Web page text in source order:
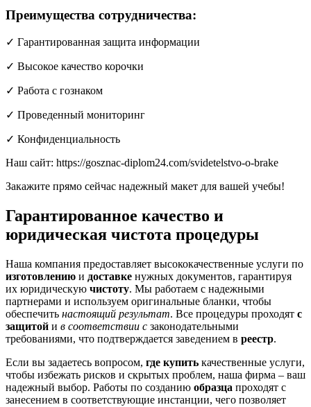
Преимущества сотрудничества:
✓ Гарантированная защита информации
✓ Высокое качество корочки
✓ Работа с гознаком
✓ Проведенный мониторинг
✓ Конфиденциальность
Наш сайт: https://gosznac-diplom24.com/svidetelstvo-o-brake
Закажите прямо сейчас надежный макет для вашей учебы!
Гарантированное качество и
юридическая чистота процедуры
Наша компания предоставляет высококачественные услуги по
изготовлению и доставке нужных документов, гарантируя
их юридическую чистоту. Мы работаем с надежными
партнерами и используем оригинальные бланки, чтобы
обеспечить настоящий результат. Все процедуры проходят с
защитой и в соответствии с законодательными
требованиями, что подтверждается заведением в реестр.
Если вы задаетесь вопросом, где купить качественные услуги,
чтобы избежать рисков и скрытых проблем, наша фирма – ваш
надежный выбор. Работы по созданию образца проходят с
занесением в соответствующие инстанции, чего позволяет